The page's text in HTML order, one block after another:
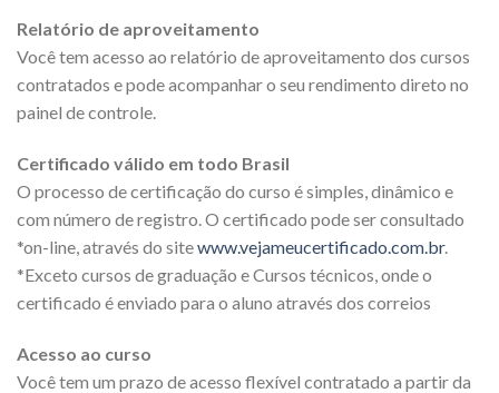
Relatório de aproveitamento
Você tem acesso ao relatório de aproveitamento dos cursos
contratados e pode acompanhar o seu rendimento direto no
painel de controle.
Certificado válido em todo Brasil
O processo de certificação do curso é simples, dinâmico e
com número de registro. O certificado pode ser consultado
*on-line, através do sitewww.vejameucertificado.com.br.
*Exceto cursos de graduação e Cursos técnicos, onde o
certificado é enviado para o aluno através dos correios
Acesso ao curso
Você tem um prazo de acesso flexível contratado a partir da